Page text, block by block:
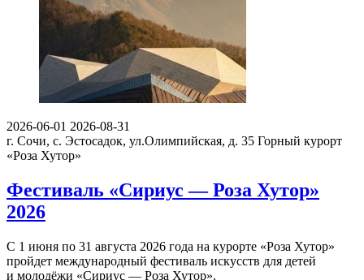
2026-06-01 2026-08-31
г. Сочи, с. Эстосадок, ул.Олимпийская, д. 35 Горный курорт
«Роза Хутор»
Фестиваль «Сириус — Роза Хутор»
2026
С 1 июня по 31 августа 2026 года на курорте «Роза Хутор»
пройдет международный фестиваль искусств для детей
и молодёжи «Сириус — Роза Хутор».